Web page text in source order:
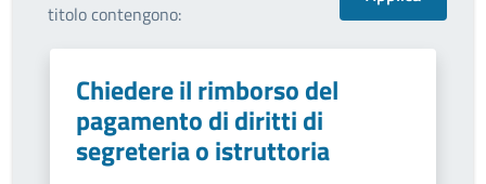
titolo contengono:
Chiedere il rimborso del
pagamento di diritti di
segreteria o istruttoria